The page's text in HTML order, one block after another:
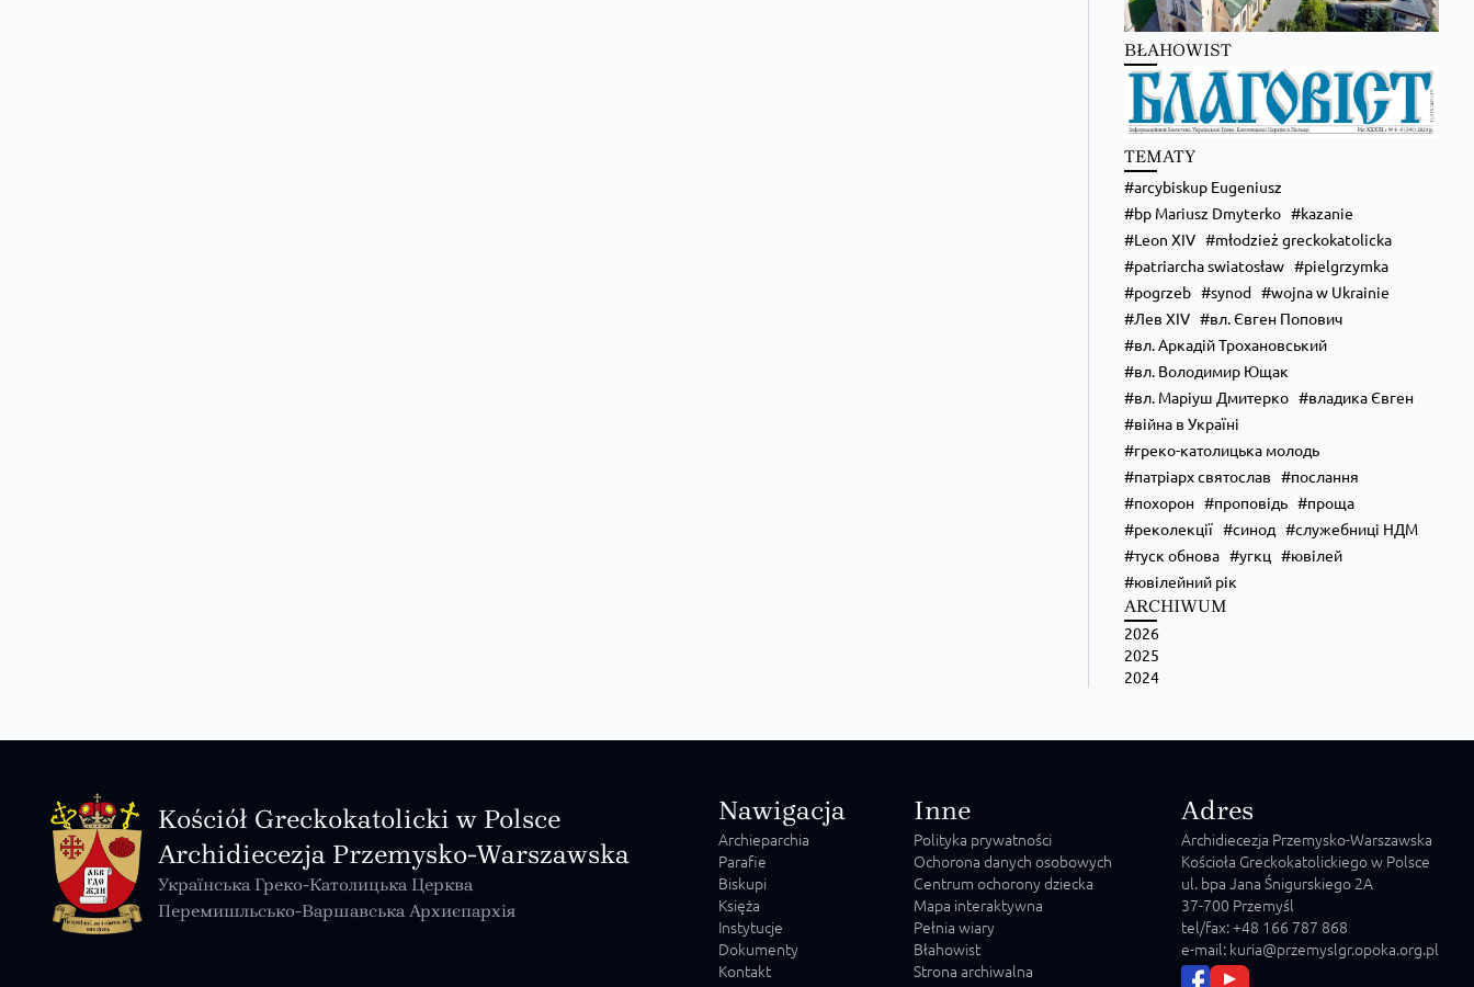
Zobacz na Facebooku · Udostępnij
BŁAHOWIST
TEMATY
arcybiskup Eugeniusz
bp Mariusz Dmyterko
kazanie
Leon XIV
młodzież greckokatolicka
patriarcha swiatosław
pielgrzymka
pogrzeb
synod
wojna w Ukrainie
Лев XIV
вл. Євген Попович
вл. Аркадій Трохановський
вл. Володимир Ющак
вл. Маріуш Дмитерко
владика Євген
війна в Україні
греко-католицька молодь
патріарх святослав
послання
похорон
проповідь
проща
реколекції
синод
служебниці НДМ
туск обнова
угкц
ювілей
ювілейний рік
ARCHIWUM
2026
2025
2024
Kościół Greckokatolicki w Polsce
Archidiecezja Przemysko-Warszawska
Українська Греко-Католицька Церква
Перемишльсько-Варшавська Архиєпархія
Nawigacja
Archieparchia
Parafie
Biskupi
Księża
Instytucje
Dokumenty
Kontakt
Inne
Polityka prywatności
Ochorona danych osobowych
Centrum ochorony dziecka
Mapa interaktywna
Pełnia wiary
Błahowist
Strona archiwalna
Adres
Archidiecezja Przemysko-Warszawska
Kościoła Greckokatolickiego w Polsce
ul. bpa Jana Śnigurskiego 2A
37-700 Przemyśl
tel/fax: +48 166 787 868
e-mail: kuria@przemyslgr.opoka.org.pl